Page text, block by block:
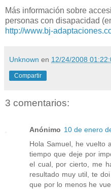
Más información sobre
personas con disapacidad
http://www.bj-
Unknown en 12/24/2008
Compartir
3 comentarios:
Anónimo 10 de enero
Hola Samuel, he vuelto
tiempo que deje por
el cual, por cierto, me
resultado muy util, te
que por lo menos he